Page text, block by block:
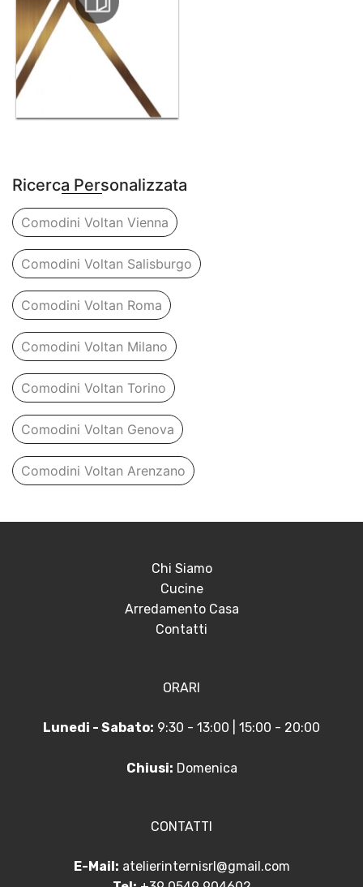
Ricerca Personalizzata
Comodini Voltan Vienna
Comodini Voltan Salisburgo
Comodini Voltan Roma
Comodini Voltan Milano
Comodini Voltan Torino
Comodini Voltan Genova
Comodini Voltan Arenzano
Chi Siamo
Cucine
Arredamento Casa
Contatti
ORARI
Lunedi - Sabato: 9:30 - 13:00 | 15:00 - 20:00
Chiusi: Domenica
CONTATTI
E-Mail: atelierinternisrl@gmail.com